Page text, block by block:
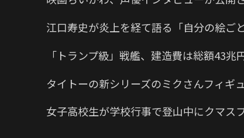
江口寿史が炎上を経て語る「自分の絵ご
「トランプ級」戦艦、建造費は総額43兆
タイトーの新シリーズのミクさんフィギ
女子高校生が学校行事で登山中にクマ